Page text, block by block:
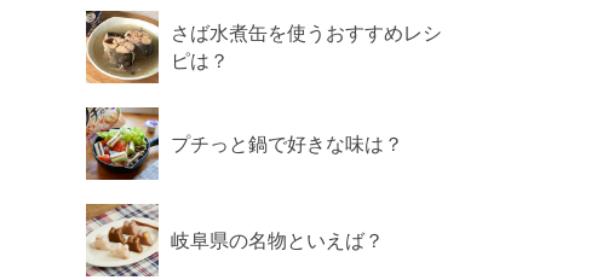
さば水煮缶を使うおすすめレシ
ピは？
プチっと鍋で好きな味は？
岐阜県の名物といえば？